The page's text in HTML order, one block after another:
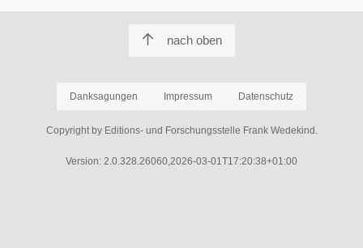
nach oben
Danksagungen Impressum Datenschutz
Copyright by Editions- und Forschungsstelle Frank Wedekind.
Version: 2.0.328.26060,2026-03-01T17:20:38+01:00